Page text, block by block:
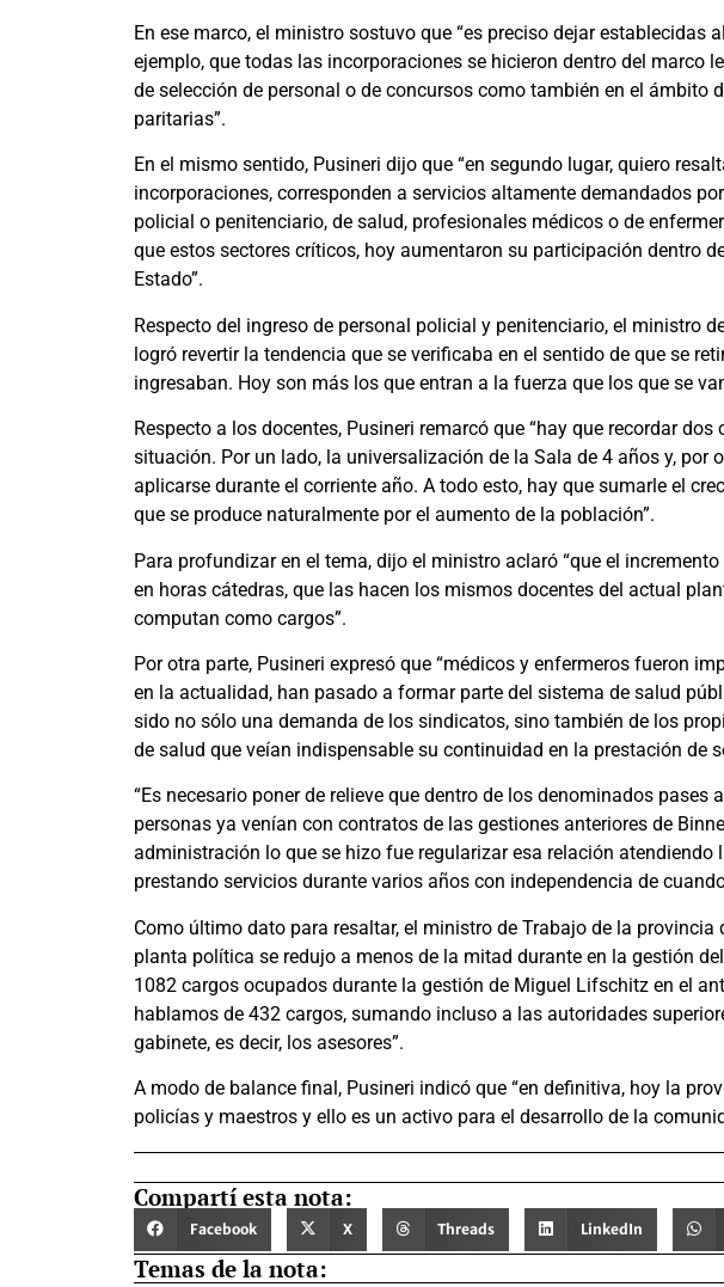
En ese marco, el ministro sostuvo que “es preciso dejar establecidas
ejemplo, que todas las incorporaciones se hicieron dentro del marco
de selección de personal o de concursos como también en el ámbito
paritarias”.
En el mismo sentido, Pusineri dijo que “en segundo lugar, quiero
incorporaciones, corresponden a servicios altamente demandados
policial o penitenciario, de salud, profesionales médicos o de
que estos sectores críticos, hoy aumentaron su participación dentro
Estado”.
Respecto del ingreso de personal policial y penitenciario, el ministro
logró revertir la tendencia que se verificaba en el sentido de que se
ingresaban. Hoy son más los que entran a la fuerza que los que se
Respecto a los docentes, Pusineri remarcó que “hay que recordar
situación. Por un lado, la universalización de la Sala de 4 años y, por
aplicarse durante el corriente año. A todo esto, hay que sumarle el
que se produce naturalmente por el aumento de la población”.
Para profundizar en el tema, dijo el ministro aclaró “que el
en horas cátedras, que las hacen los mismos docentes del actual
computan como cargos”.
Por otra parte, Pusineri expresó que “médicos y enfermeros fueron
en la actualidad, han pasado a formar parte del sistema de salud
sido no sólo una demanda de los sindicatos, sino también de los
de salud que veían indispensable su continuidad en la prestación de
“Es necesario poner de relieve que dentro de los denominados pases
personas ya venían con contratos de las gestiones anteriores de
administración lo que se hizo fue regularizar esa relación atendiendo
prestando servicios durante varios años con independencia de
Como último dato para resaltar, el ministro de Trabajo de la provincia
planta política se redujo a menos de la mitad durante en la gestión
1082 cargos ocupados durante la gestión de Miguel Lifschitz en el
hablamos de 432 cargos, sumando incluso a las autoridades
gabinete, es decir, los asesores”.
A modo de balance final, Pusineri indicó que “en definitiva, hoy la
policías y maestros y ello es un activo para el desarrollo de la
Compartí esta nota:
Facebook X Threads LinkedIn
Temas de la nota: